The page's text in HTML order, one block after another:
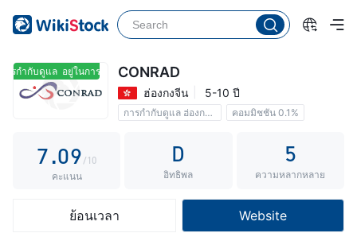
รกำกับดูแล อยู่ในการกำกับดูแลCONRAD
ฮ่องกงจีน 5-10 ปี
การกำกับดูแล ฮ่องกงจีน คอมมิชชัน 0.1%
2
4
5
7.0
1
4
6
7
9 /10
คะแนน
D
อิทธิพล
5
ความหลากหลาย
ย้อนเวลา Website